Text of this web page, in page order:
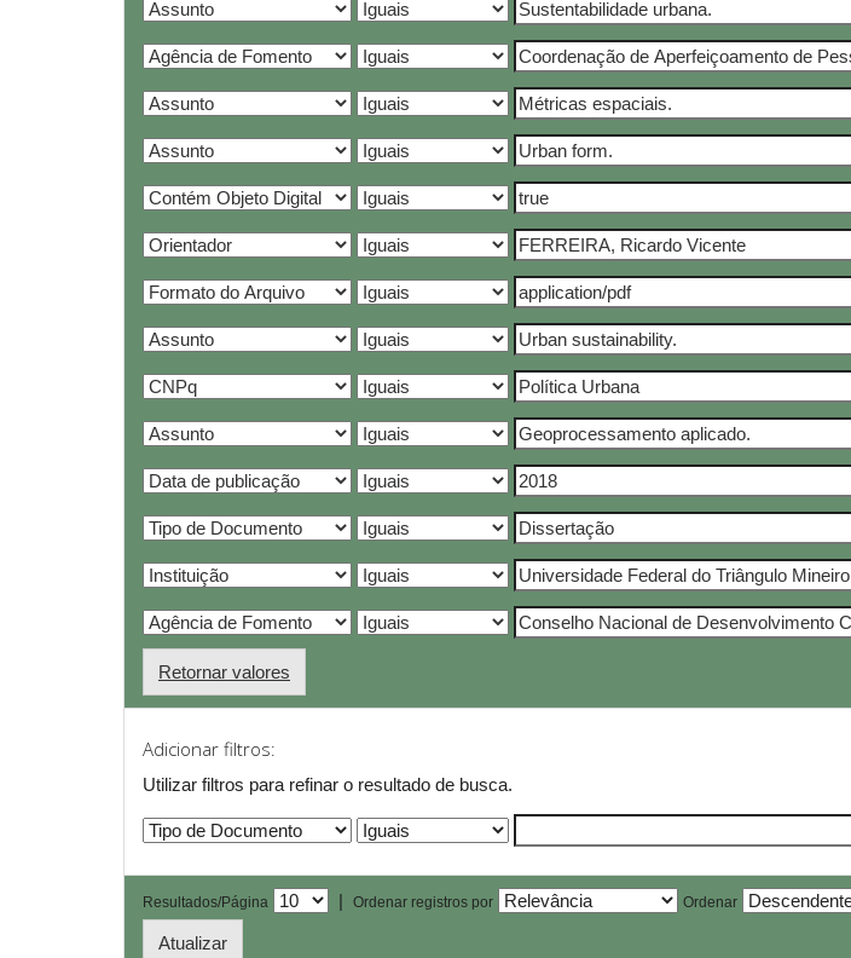
Retornar valores
Adicionar filtros:
Utilizar filtros para refinar o resultado de busca.
Resultados/Página | Ordenar registros por Ordenar